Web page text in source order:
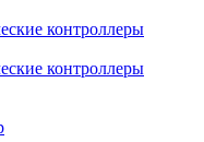
контроллеры
контроллеры